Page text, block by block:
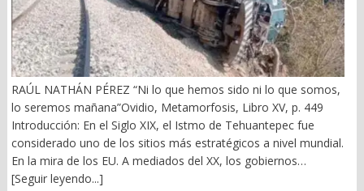
RAÚL NATHÁN PÉREZ “Ni lo que hemos sido ni lo que somos,
lo seremos mañana”Ovidio, Metamorfosis, Libro XV, p. 449
Introducción: En el Siglo XIX, el Istmo de Tehuantepec fue
considerado uno de los sitios más estratégicos a nivel mundial.
En la mira de los EU. A mediados del XX, los gobiernos
emanados del PRI iniciaron una serie de proyectos, todos
[Seguir leyendo...]